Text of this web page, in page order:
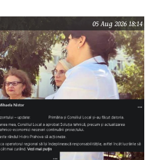
Orizontului, obiectiv
de Investiții ”Anghel
05 Aug 2026 18:14